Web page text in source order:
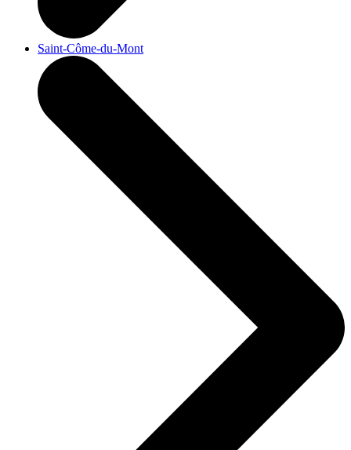
Saint-Côme-du-Mont